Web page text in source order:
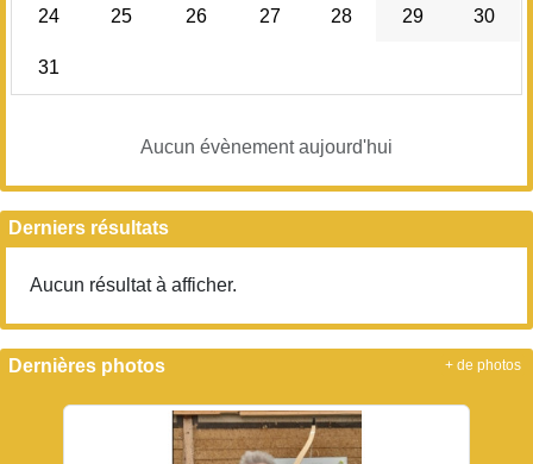
24 25 26 27 28 29 30
31
Aucun évènement aujourd'hui
Derniers résultats
Aucun résultat à afficher.
Dernières photos + de photos